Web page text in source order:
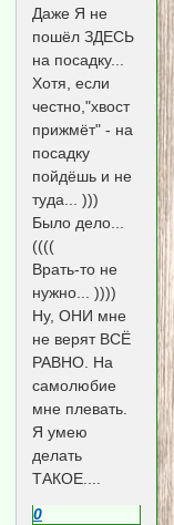
Даже Я не
пошёл ЗДЕСЬ
на посадку...
Хотя, если
честно,"хвост
прижмёт" - на
посадку
пойдёшь и не
туда... )))
Было дело...
((((
Врать-то не
нужно... ))))
Ну, ОНИ мне
не верят ВСЁ
РАВНО. На
самолюбие
мне плевать.
Я умею
делать
ТАКОЕ....
0